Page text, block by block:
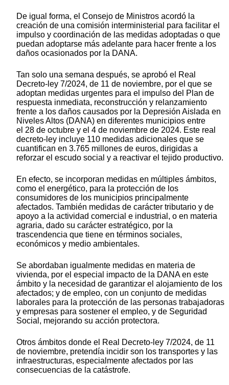
De igual forma, el Consejo de Ministros acordó la
creación de una comisión interministerial para facilitar el
impulso y coordinación de las medidas adoptadas o que
puedan adoptarse más adelante para hacer frente a los
daños ocasionados por la DANA.
Tan solo una semana después, se aprobó el Real
Decreto-ley 7/2024, de 11 de noviembre, por el que se
adoptan medidas urgentes para el impulso del Plan de
respuesta inmediata, reconstrucción y relanzamiento
frente a los daños causados por la Depresión Aislada en
Niveles Altos (DANA) en diferentes municipios entre
el 28 de octubre y el 4 de noviembre de 2024. Este real
decreto-ley incluye 110 medidas adicionales que se
cuantifican en 3.765 millones de euros, dirigidas a
reforzar el escudo social y a reactivar el tejido productivo.
En efecto, se incorporan medidas en múltiples ámbitos,
como el energético, para la protección de los
consumidores de los municipios principalmente
afectados. También medidas de carácter tributario y de
apoyo a la actividad comercial e industrial, o en materia
agraria, dado su carácter estratégico, por la
trascendencia que tiene en términos sociales,
económicos y medio ambientales.
Se abordaban igualmente medidas en materia de
vivienda, por el especial impacto de la DANA en este
ámbito y la necesidad de garantizar el alojamiento de los
afectados; y de empleo, con un conjunto de medidas
laborales para la protección de las personas trabajadoras
y empresas para sostener el empleo, y de Seguridad
Social, mejorando su acción protectora.
Otros ámbitos donde el Real Decreto-ley 7/2024, de 11
de noviembre, pretendía incidir son los transportes y las
infraestructuras, especialmente afectados por las
consecuencias de la catástrofe.